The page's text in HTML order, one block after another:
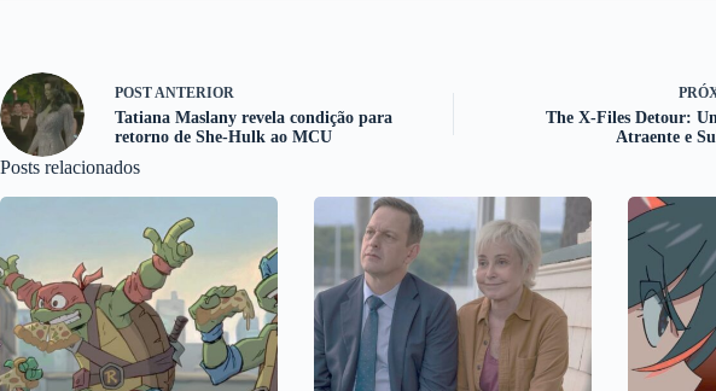
POSTANTERIOR
Tatiana Maslany revela condição para
retorno de She-Hulk ao MCU
The X-Files Detour:
Atraente e
Posts relacionados